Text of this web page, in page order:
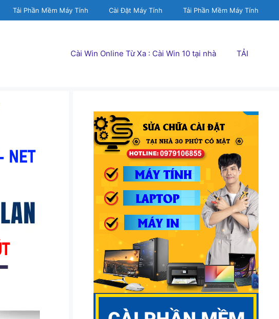
Tải Phần Mềm Máy Tính Cài Đặt Máy Tính Tải Phần Mềm Máy Tính
Cài Win Online Từ Xa : Cài Win 10 tại nhà TẢI